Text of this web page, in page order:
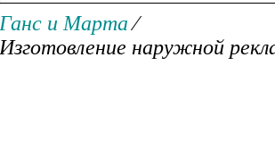
Изготовление наружной
Ганс и Марта ⁄
Изготовление наружной